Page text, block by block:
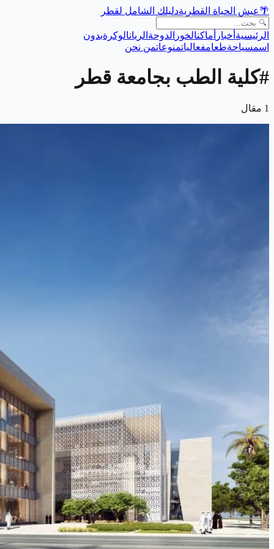
🌴عيش الحياة القطريةدليلك الشامل لقطر
الرئيسية أخبار أماكنالخور الدوحة الريانالوكرةبدون
اسمسياحةطعامفعالياتمنوعاتمن نحن
#كلية الطب بجامعة قطر
1 مقال